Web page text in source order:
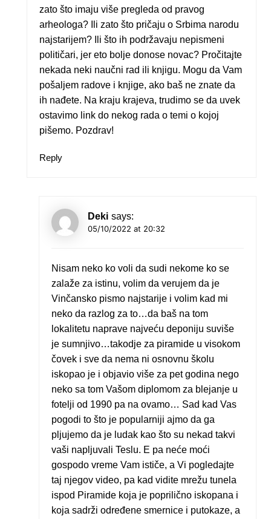
zato što imaju više pregleda od pravog
arheologa? Ili zato što pričaju o Srbima narodu
najstarijem? Ili što ih podržavaju nepismeni
političari, jer eto bolje donose novac? Pročitajte
nekada neki naučni rad ili knjigu. Mogu da Vam
pošaljem radove i knjige, ako baš ne znate da
ih nađete. Na kraju krajeva, trudimo se da uvek
ostavimo link do nekog rada o temi o kojoj
pišemo. Pozdrav!
Reply
Deki says:
05/10/2022 at 20:32
Nisam neko ko voli da sudi nekome ko se
zalaže za istinu, volim da verujem da je
Vinčansko pismo najstarije i volim kad mi
neko da razlog za to…da baš na tom
lokalitetu naprave najveću deponiju suviše
je sumnjivo…takodje za piramide u visokom
čovek i sve da nema ni osnovnu školu
iskopao je i objavio više za pet godina nego
neko sa tom Vašom diplomom za blejanje u
fotelji od 1990 pa na ovamo… Sad kad Vas
pogodi to što je popularniji ajmo da ga
pljujemo da je ludak kao što su nekad takvi
vaši napljuvali Teslu. E pa neće moći
gospodo vreme Vam ističe, a Vi pogledajte
taj njegov video, pa kad vidite mrežu tunela
ispod Piramide koja je poprilično iskopana i
koja sadrži određene smernice i putokaze, a